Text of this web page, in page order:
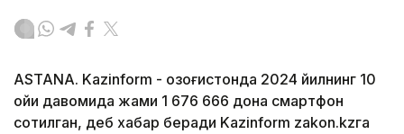
ASTANA. Kazinform - Қозоғистонда 2024 йилнинг 10
ойи давомида жами 1 676 666 дона смартфон
сотилган, деб хабар беради Kazinform zakon.kzга